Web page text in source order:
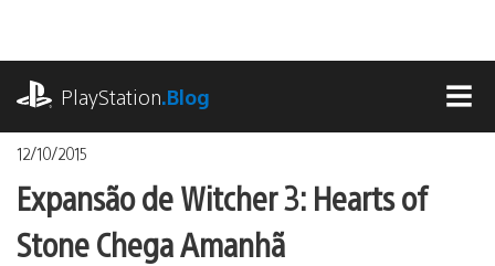
o
conteúdoPlayStation.Blog
12/10/2015
Expansão de Witcher 3: Hearts of
Stone Chega Amanhã